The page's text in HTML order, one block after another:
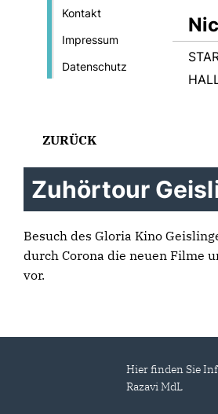
Kontakt
Impressum
Datenschutz
ZURÜCK
Zuhörtour
Besuch des Gloria Kino
durch Corona die neuen Filme
vor.
Hier finden Sie
Razavi MdL